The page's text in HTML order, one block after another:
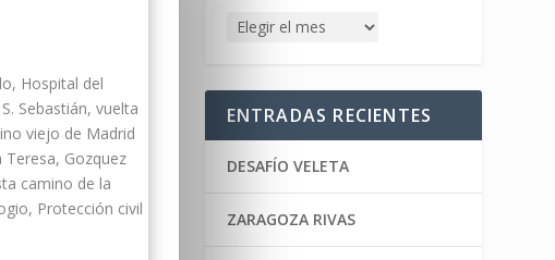
Hospital del
Sebastián, vuelta
viejo de Madrid
Teresa, Gozquez
camino de la
Protección civil
ENTRADAS RECIENTES
DESAFÍO VELETA
ZARAGOZA RIVAS